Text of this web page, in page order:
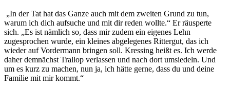
„In der Tat hat das Ganze auch mit dem zweiten Grund zu tun,
warum ich dich aufsuche und mit dir reden wollte.“ Er räusperte
sich. „Es ist nämlich so, dass mir zudem ein eigenes Lehn
zugesprochen wurde, ein kleines abgelegenes Rittergut, das ich
wieder auf Vordermann bringen soll. Kressing heißt es. Ich werde
daher demnächst Trallop verlassen und nach dort umsiedeln. Und
um es kurz zu machen, nun ja, ich hätte gerne, dass du und deine
Familie mit mir kommt.“